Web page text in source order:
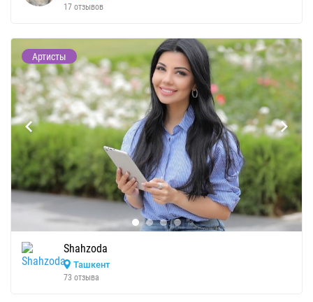
17 отзывов
Артисты
Shahzoda
Ташкент
73 отзыва